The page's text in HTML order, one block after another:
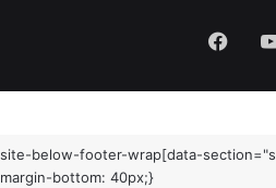
site-below-footer-wrap[data-
margin-bottom: 40px;}